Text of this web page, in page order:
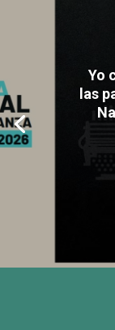
Yo
las